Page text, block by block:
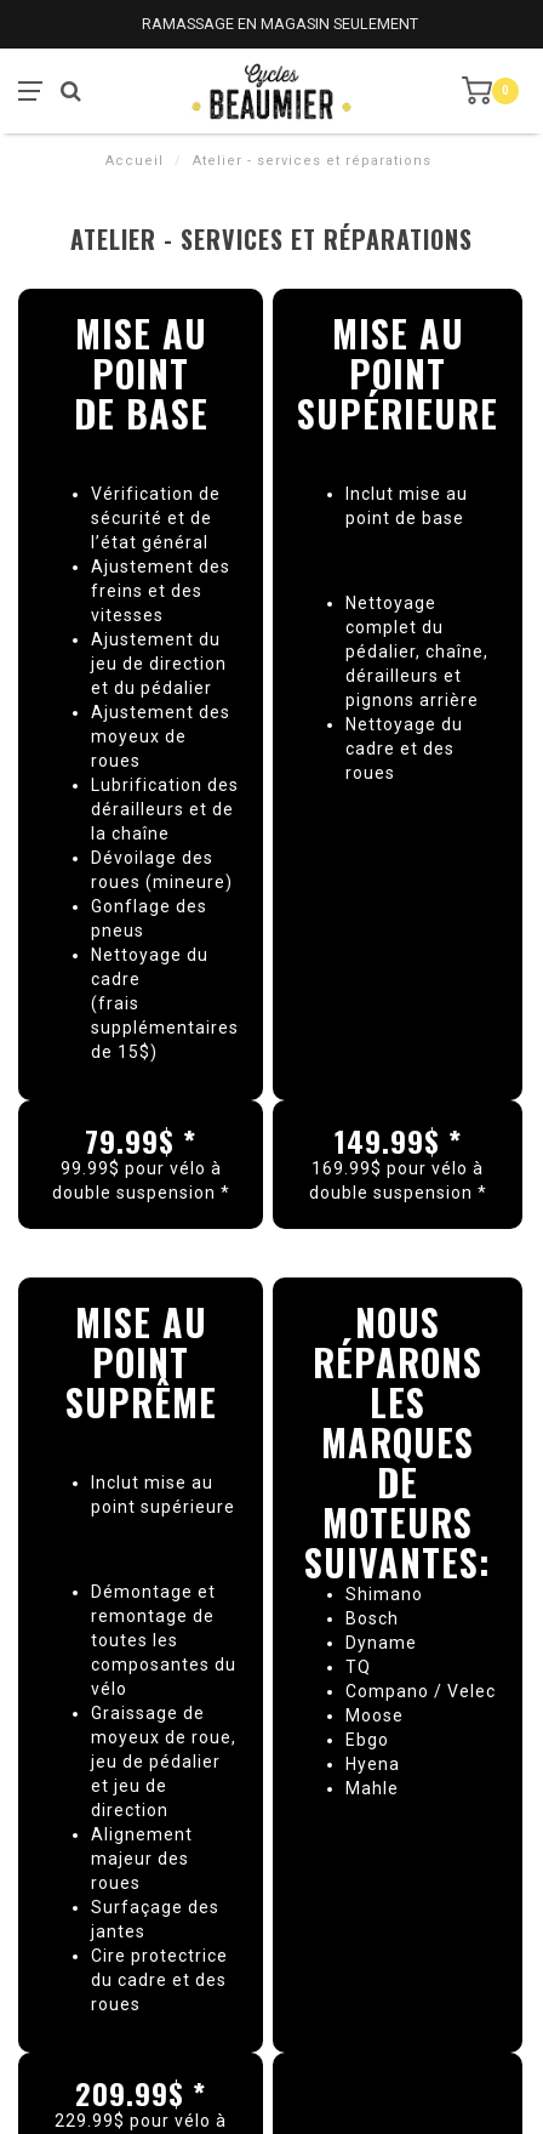
RAMASSAGE EN MAGASIN SEULEMENT
0
Accueil / Atelier - services et réparations
ATELIER - SERVICES ET RÉPARATIONS
MISE AU
POINT
DE BASE
Vérification de
sécurité et de
l’état général
Ajustement des
freins et des
vitesses
Ajustement du
jeu de direction
et du pédalier
Ajustement des
moyeux de
roues
Lubrification des
dérailleurs et de
la chaîne
Dévoilage des
roues (mineure)
Gonflage des
pneus
Nettoyage du
cadre
(frais
supplémentaires
de 15$)
MISE AU
POINT
SUPÉRIEURE
Inclut mise au
point de base
Nettoyage
complet du
pédalier, chaîne,
dérailleurs et
pignons arrière
Nettoyage du
cadre et des
roues
79.99$ *
99.99$ pour vélo à
double suspension *
149.99$ *
169.99$ pour vélo à
double suspension *
MISE AU
POINT
SUPRÊME
Inclut mise au
point supérieure
Démontage et
remontage de
toutes les
composantes du
vélo
Graissage de
moyeux de roue,
jeu de pédalier
et jeu de
direction
Alignement
majeur des
roues
Surfaçage des
jantes
Cire protectrice
du cadre et des
roues
NOUS
RÉPARONS
LES
MARQUES
DE
MOTEURS
SUIVANTES:
Shimano
Bosch
Dyname
TQ
Compano / Velec
Moose
Ebgo
Hyena
Mahle
209.99$ *
229.99$ pour vélo à